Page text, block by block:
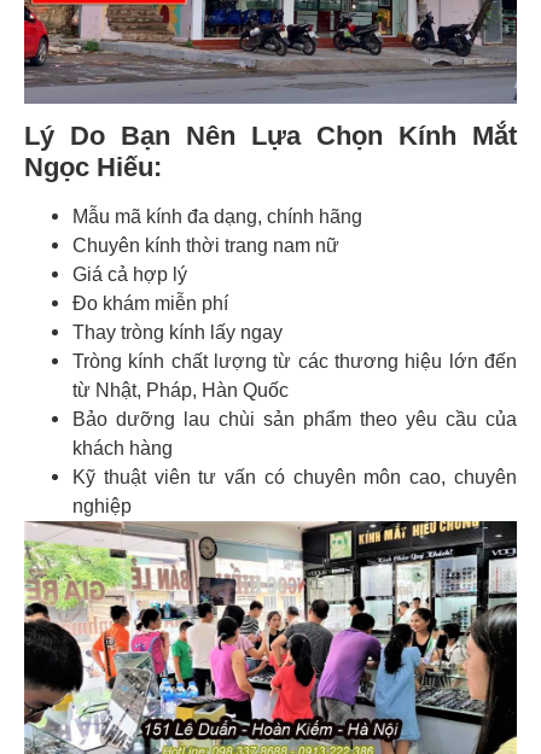
Lý Do Bạn Nên Lựa Chọn Kính Mắt
Ngọc Hiếu:
Mẫu mã kính đa dạng, chính hãng
Chuyên kính thời trang nam nữ
Giá cả hợp lý
Đo khám miễn phí
Thay tròng kính lấy ngay
Tròng kính chất lượng từ các thương hiệu lớn đến
từ Nhật, Pháp, Hàn Quốc
Bảo dưỡng lau chùi sản phẩm theo yêu cầu của
khách hàng
Kỹ thuật viên tư vấn có chuyên môn cao, chuyên
nghiệp